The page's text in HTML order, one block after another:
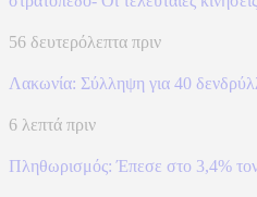
56 δευτερόλεπτα πριν
Λακωνία: Σύλληψη για 40
6 λεπτά πριν
Πληθωρισμός: Έπεσε στο 3,4% τον